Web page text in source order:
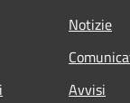
Notizie
Avvisi